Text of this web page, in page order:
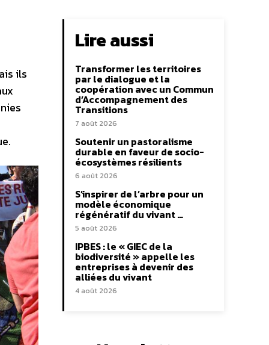
ils
Lire aussi
Transformer les territoires
par le dialogue et la
coopération avec un Commun
d’Accompagnement des
Transitions
7 août 2026
Soutenir un pastoralisme
durable en faveur de socio-
écosystèmes résilients
6 août 2026
S’inspirer de l’arbre pour un
modèle économique
régénératif du vivant …
5 août 2026
IPBES : le « GIEC de la
biodiversité » appelle les
entreprises à devenir des
alliées du vivant
4 août 2026